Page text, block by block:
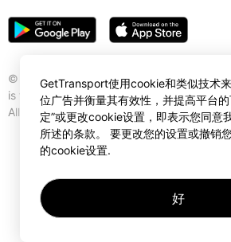
© Gettransport International Limited.
is trademark of Gettransport International
All rights reserved.
GetTransport使用cookie和类似技术
位广告并衡量其有效性，并提高平台
定”或更改cookie设置，即表示您同意
所述的条款。 要更改您的设置或撤销
的cookie设置.
好